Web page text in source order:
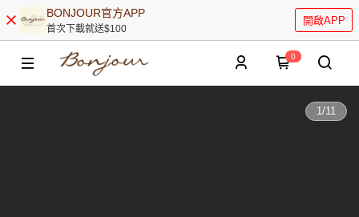
BONJOUR官方APP
首次下載就送$100
開啟APP
0
1/11